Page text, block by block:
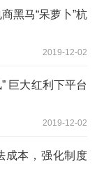
黑马“呆萝卜”杭
2019-12-02
巨大红利下平台
2019-12-02
成本，强化制度